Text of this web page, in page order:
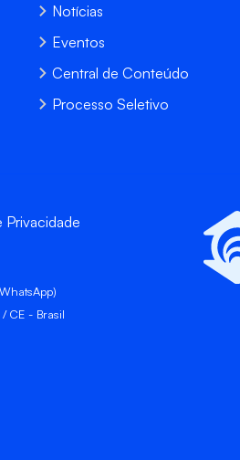
Notícias
Eventos
Central de Conteúdo
Processo Seletivo
Privacidade
CE - Brasil